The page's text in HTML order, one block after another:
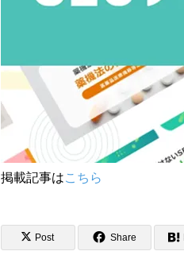
掲載記事はこちら
Post Share